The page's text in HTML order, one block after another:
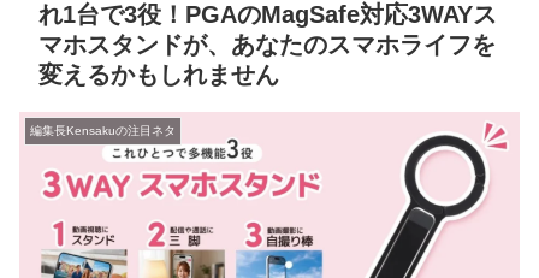
れ1台で3役！PGAのMagSafe対応3WAYス
マホスタンドが、あなたのスマホライフを
変えるかもしれません
編集長Kensakuの注目ネタ